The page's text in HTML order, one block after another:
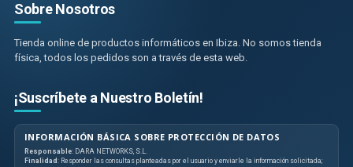
Sobre Nosotros
Tienda online de productos informáticos en Ibiza. No somos tienda
física, todos los pedidos son a través de esta web.
¡Suscríbete a Nuestro Boletín!
INFORMACIÓN BÁSICA SOBRE PROTECCIÓN DE DATOS
Responsable: DARA NETWORKS, S.L.
Finalidad : Responder las consultas planteadas por el usuario y enviarle la información solicitada;